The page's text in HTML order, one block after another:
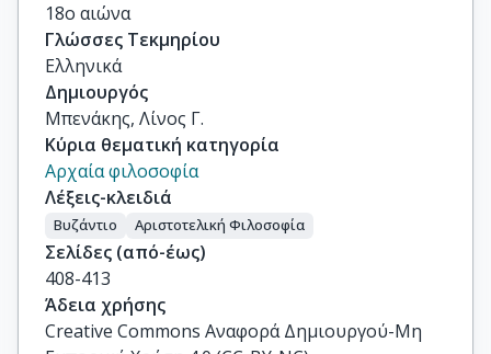
18ο αιώνα
Γλώσσες Τεκμηρίου
Ελληνικά
Δημιουργός
Μπενάκης, Λίνος Γ.
Κύρια θεματική κατηγορία
Αρχαία φιλοσοφία
Λέξεις-κλειδιά
Βυζάντιο Αριστοτελική Φιλοσοφία
Σελίδες (από-έως)
408-413
Άδεια χρήσης
Creative Commons Αναφορά Δημιουργού-Μη